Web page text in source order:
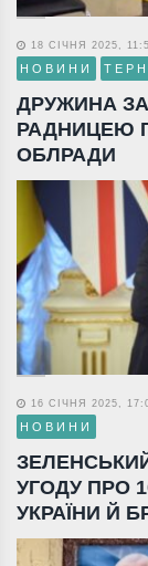
18 СІЧНЯ 2025,
НОВИНИ
ДРУЖИНА
РАДНИЦЕЮ
ОБЛРАДИ
16 СІЧНЯ 2025,
НОВИНИ
УГОДУ ПРО
УКРАЇНИ Й